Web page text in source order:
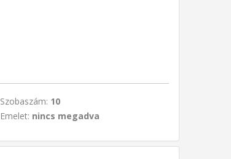
Szobaszám: 10
Emelet: nincs megadva